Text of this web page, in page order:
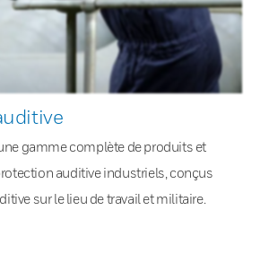
gamme complète de produits et
auditive industriels, conçus
sur le lieu de travail et militaire.